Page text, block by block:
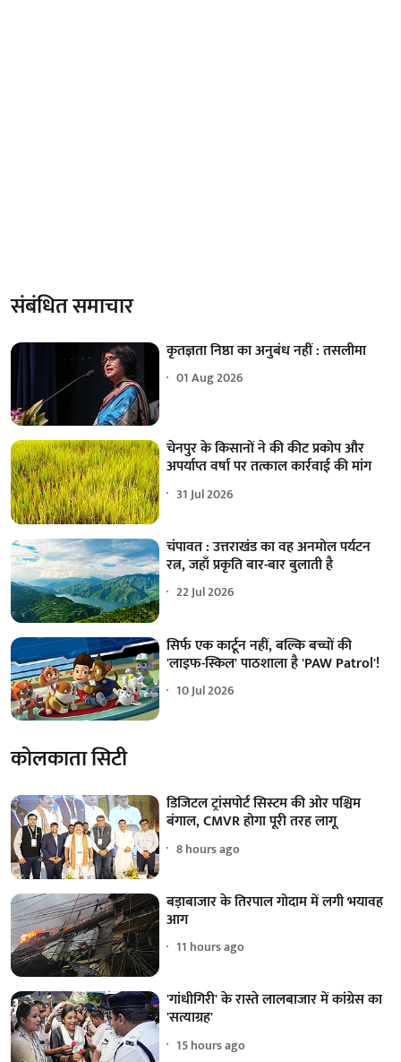
संबंधित समाचार
कृतज्ञता निष्ठा का अनुबंध नहीं : तसलीमा
01 Aug 2026
चेनपुर के किसानों ने की कीट प्रकोप और
अपर्याप्त वर्षा पर तत्काल कार्रवाई की मांग
31 Jul 2026
चंपावत : उत्तराखंड का वह अनमोल पर्यटन
रत्न, जहाँ प्रकृति बार-बार बुलाती है
22 Jul 2026
सिर्फ एक कार्टून नहीं, बल्कि बच्चों की
'लाइफ-स्किल' पाठशाला है 'PAW Patrol'!
10 Jul 2026
कोलकाता सिटी
डिजिटल ट्रांसपोर्ट सिस्टम की ओर पश्चिम
बंगाल, CMVR होगा पूरी तरह लागू
8 hours ago
बड़ाबाजार के तिरपाल गोदाम में लगी भयावह
आग
11 hours ago
'गांधीगिरी' के रास्ते लालबाजार में कांग्रेस का
'सत्याग्रह'
15 hours ago